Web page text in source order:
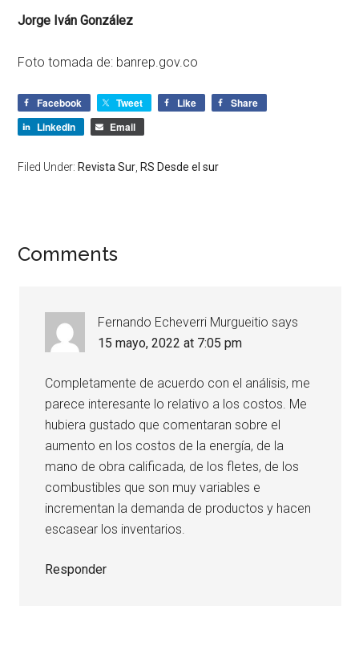
Jorge Iván González
Foto tomada de: banrep.gov.co
Facebook Tweet Like
Share
LinkedIn
Email
Filed Under: Revista Sur RS Desde el sur
Comments
Fernando Echeverri Murgueitio says
15 mayo, 2022 at 7:05 pm
Completamente de acuerdo con el análisis, me
parece interesante lo relativo a los costos. Me
hubiera gustado que comentaran sobre el
aumento en los costos de la energía, de la
mano de obra calificada, de los fletes, de los
combustibles que son muy variables e
incrementan la demanda de productos y hacen
escasear los inventarios.
Responder